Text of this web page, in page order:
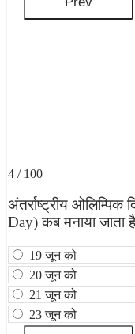
4 / 100
अंतर्राष्‍ट्रीय
Day) कब मनाया जाता
19 जून को
20 जून को
21 जून को
23 जून को